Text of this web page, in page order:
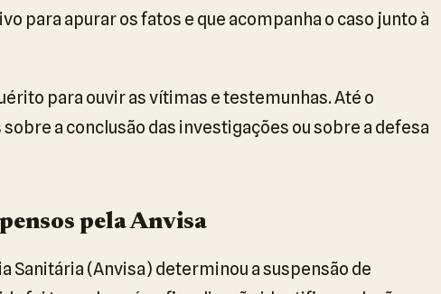
para apurar os fatos e que acompanha o caso junto à
para ouvir as vítimas e testemunhas. Até o
a conclusão das investigações ou sobre a defesa
pela Anvisa
Sanitária (Anvisa) determinou a suspensão de